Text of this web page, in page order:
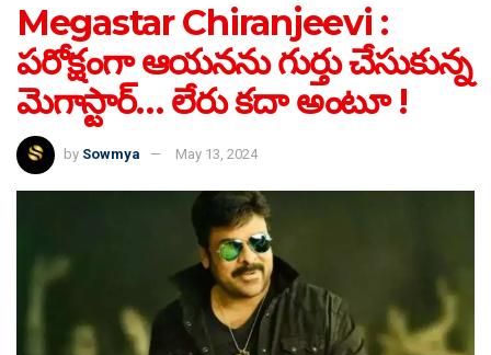
Megastar Chiranjeevi :
పరోక్షంగా ఆయనను గుర్తు చేసుకున్న
మెగాస్టార్… లేరు కదా అంటూ !
by Sowmya May 13, 2024